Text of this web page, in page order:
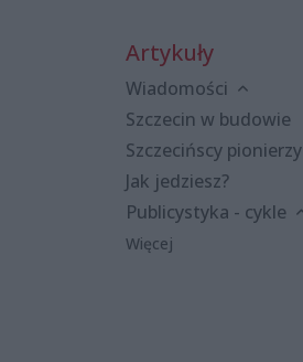
Artykuły
Wiadomości
Szczecin w budowie
Szczecińscy pionierzy
Jak jedziesz?
Publicystyka - cykle
Więcej